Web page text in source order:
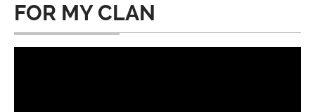
FOR MY CLAN